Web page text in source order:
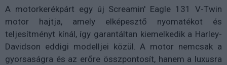
A motorkerékpárt egy új Screamin' Eagle 131 V-Twin
motor hajtja, amely elképesztő nyomatékot és
teljesítményt kínál, így garantáltan kiemelkedik a Harley-
Davidson eddigi modelljei közül. A motor nemcsak a
gyorsaságra és az erőre összpontosít, hanem a luxusra